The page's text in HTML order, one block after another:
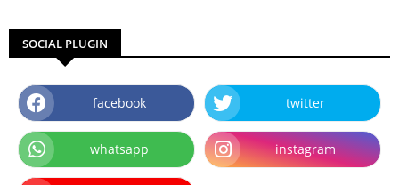
SOCIAL PLUGIN
facebook twitter
whatsapp instagram